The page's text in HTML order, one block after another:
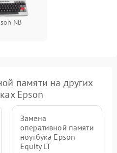
NB
памяти на других
Epson
Замена
оперативной памяти
ноутбука Epson
Equity LT